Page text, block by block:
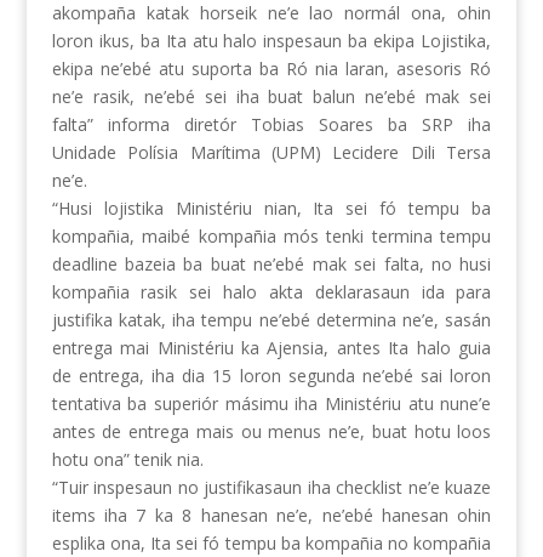
akompaña katak horseik ne’e lao normál ona, ohin
loron ikus, ba Ita atu halo inspesaun ba ekipa Lojistika,
ekipa ne’ebé atu suporta ba Ró nia laran, asesoris Ró
ne’e rasik, ne’ebé sei iha buat balun ne’ebé mak sei
falta” informa diretór Tobias Soares ba SRP iha
Unidade Polísia Marítima (UPM) Lecidere Dili Tersa
ne’e.
“Husi lojistika Ministériu nian, Ita sei fó tempu ba
kompañia, maibé kompañia mós tenki termina tempu
deadline bazeia ba buat ne’ebé mak sei falta, no husi
kompañia rasik sei halo akta deklarasaun ida para
justifika katak, iha tempu ne’ebé determina ne’e, sasán
entrega mai Ministériu ka Ajensia, antes Ita halo guia
de entrega, iha dia 15 loron segunda ne’ebé sai loron
tentativa ba superiór másimu iha Ministériu atu nune’e
antes de entrega mais ou menus ne’e, buat hotu loos
hotu ona” tenik nia.
“Tuir inspesaun no justifikasaun iha checklist ne’e kuaze
items iha 7 ka 8 hanesan ne’e, ne’ebé hanesan ohin
esplika ona, Ita sei fó tempu ba kompañia no kompañia